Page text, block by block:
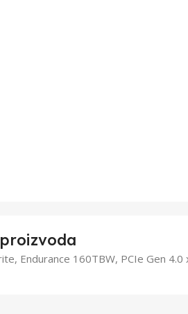
Endurance 160TBW, PCIe Gen 4.0